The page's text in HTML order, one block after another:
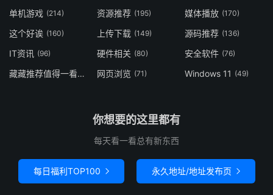
单机游戏 (214) 资源推荐 (195) 媒体播放 (170)
这个好诶 (160) 上传下载 (149) 源码推荐 (136)
IT资讯 (96) 硬件相关 (80) 安全软件 (76)
藏藏推荐值得一看 网页浏览 (71) Windows 11 (49)
你想要的这里都有
每天看一看总有新东西
每日福利TOP100  永久地址/地址发布页 